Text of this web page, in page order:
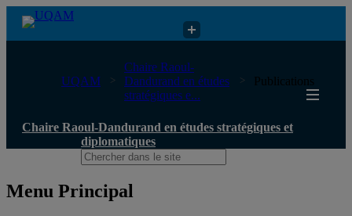
Chaire Raoul-Dandurand en études stratégiques et diplomatiques
UQAM
Chaire Raoul-
Dandurand en études
stratégiques e...
Publications
Chaire Raoul-Dandurand en études stratégiques et
diplomatiques
Menu Principal